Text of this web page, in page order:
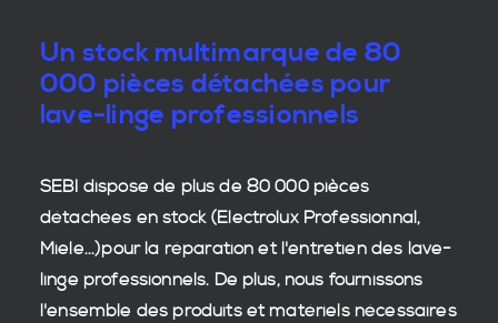
Un stock multimarque de 80
000 pièces détachées pour
lave-linge professionnels
SEBI dispose de plus de 80 000pièces
détachées en stock(Electrolux Professionnal,
Miele...)pour la réparation et l'entretien des lave-
linge professionnels. De plus, nous fournissons
l'ensemble des produits et matériels nécessaires